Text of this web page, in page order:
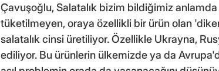
Çavuşoğlu, Salatalık bizim bildiğimiz
tüketilmeyen, oraya özellikli bir ürün olan
salatalık cinsi üretiliyor. Özellikle Ukrayna,
ediliyor. Bu ürünlerin ülkemizde ya da